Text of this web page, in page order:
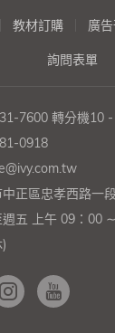
教材訂購 廣
詢問表單
7600 轉分機10
0918
中正區忠孝西路一
週五 上午 09：00